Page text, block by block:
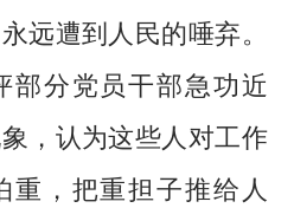
远遭到人民的唾弃。
部分党员干部急功近
，认为这些人对工作
，把重担子推给人